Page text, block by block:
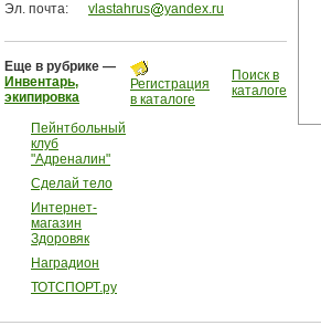
Эл. почта:
vlastahrus yandex.ru
Еще в рубрике —
Инвентарь,
экипировка
Пейнтбольный
клуб
"Адреналин"
Сделай тело
Интернет-
магазин
Здоровяк
Наградион
ТОТСПОРТ.ру
Регистрация
в каталоге
Поиск в
каталоге